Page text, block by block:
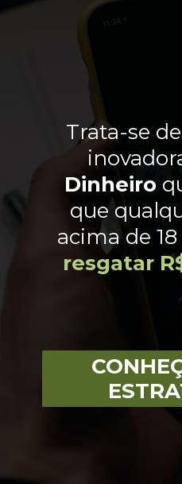
Trata-se
Dinheiro
que
acima de
resgatar